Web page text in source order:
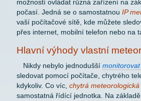
možností ovládat různá zařízení na
počasí. Jedná se o samostatnou IP
vaší počítačové sítě, kde můžete
přes internet, mobilní telefon nebo na
Hlavní výhody vlastní
Nikdy nebylo jednodušší
sledovat pomocí počítače, chytrého
kdykoliv. Co víc, chytrá
samostatná řídící jednotka. Na